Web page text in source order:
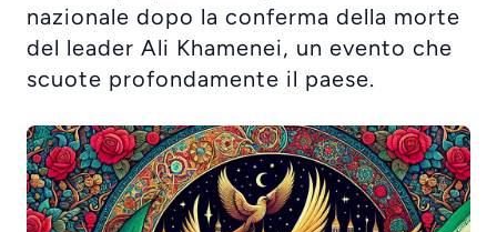
nazionale dopo la conferma della morte
del leader Ali Khamenei, un evento che
scuote profondamente il paese.